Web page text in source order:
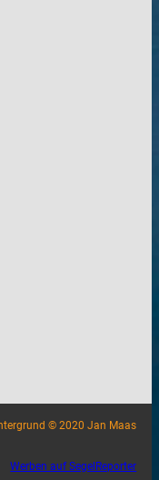
© 2020 Jan Maas
Werben auf SegelReporter